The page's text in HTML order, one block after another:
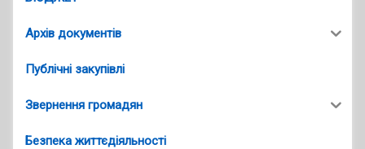
Архів документів
Публічні закупівлі
Звернення громадян
Безпека життєдіяльності